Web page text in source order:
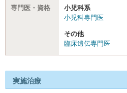
専門医・資格
小児科系
小児科専門医
その他
臨床遺伝専門医
実施治療